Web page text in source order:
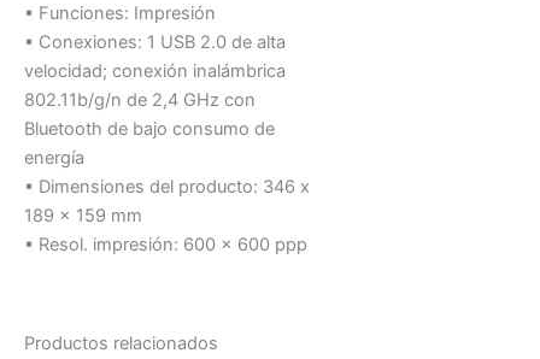
▪ Funciones: Impresión
▪ Conexiones: 1 USB 2.0 de alta
velocidad; conexión inalámbrica
802.11b/g/n de 2,4 GHz con
Bluetooth de bajo consumo de
energía
▪ Dimensiones del producto: 346 x
189 x 159 mm
▪ Resol. impresión: 600 x 600 ppp
Productos relacionados